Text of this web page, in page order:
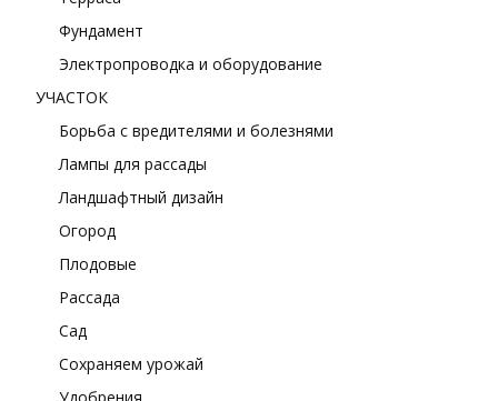
Фундамент
Электропроводка и оборудование
УЧАСТОК
Борьба с вредителями и болезнями
Лампы для рассады
Ландшафтный дизайн
Огород
Плодовые
Рассада
Сад
Сохраняем урожай